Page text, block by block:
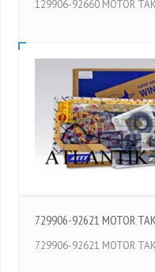
129906-92660 MOTOR
729906-92621 MOTOR
729906-92621 MOTOR